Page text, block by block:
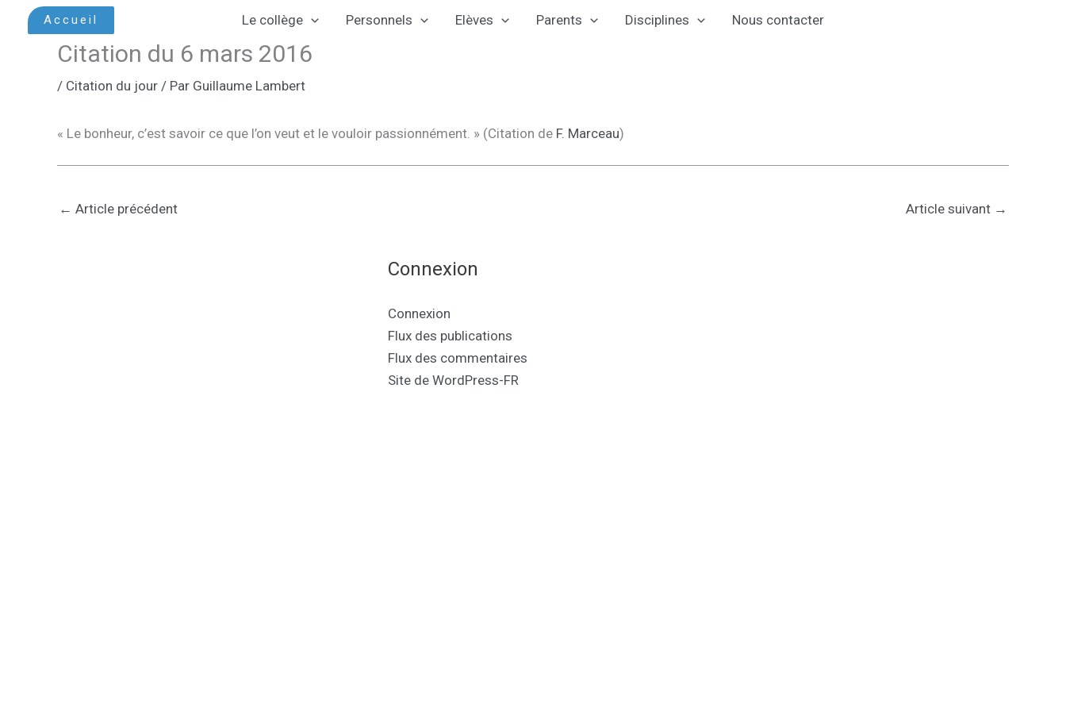
Accueil Le collège Personnels Elèves Parents Disciplines Nous contacter
Citation du 6 mars 2016
/ Citation du jour / Par Guillaume Lambert
« Le bonheur, c’est savoir ce que l’on veut et le vouloir passionnément. » (Citation de F. Marceau)
← Article précédent Article suivant →
Connexion
Connexion
Flux des publications
Flux des commentaires
Site de WordPress-FR